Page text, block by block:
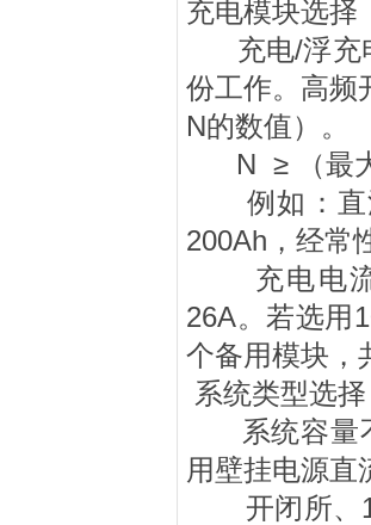
充电模块选择
充电/浮充电
份工作。高频
N的数值）。
N ≥ （最大
例如：直流
200Ah，经常
充电电流
26A。若选用
个备用模块，
系统类型选择
系统容量不
用壁挂电源直
开闭所、